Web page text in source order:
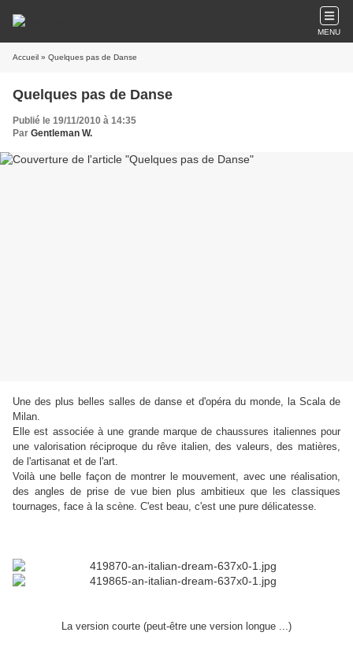
MENU
Accueil » Quelques pas de Danse
Quelques pas de Danse
Publié le 19/11/2010 à 14:35
Par Gentleman W.
Une des plus belles salles de danse et d'opéra du monde, la Scala de
Milan.
Elle est associée à une grande marque de chaussures italiennes pour
une valorisation réciproque du rêve italien, des valeurs, des matières,
de l'artisanat et de l'art.
Voilà une belle façon de montrer le mouvement, avec une réalisation,
des angles de prise de vue bien plus ambitieux que les classiques
tournages, face à la scène. C'est beau, c'est une pure délicatesse.
La version courte (peut-être une version longue ...)